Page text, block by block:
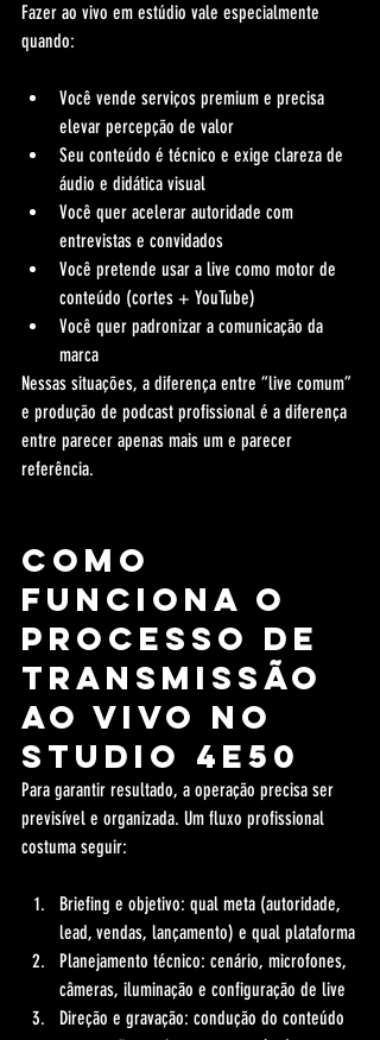
Fazer ao vivo em estúdio vale especialmente
quando:
Você vende serviços premium e precisa
elevar percepção de valor
Seu conteúdo é técnico e exige clareza de
áudio e didática visual
Você quer acelerar autoridade com
entrevistas e convidados
Você pretende usar a live como motor de
conteúdo (cortes + YouTube)
Você quer padronizar a comunicação da
marca
Nessas situações, a diferença entre “live comum”
e produção de podcast profissional é a diferença
entre parecer apenas mais um e parecer
referência.
Como
funciona o
processo de
transmissão
ao vivo no
Studio 4e50
Para garantir resultado, a operação precisa ser
previsível e organizada. Um fluxo profissional
costuma seguir:
Briefing e objetivo: qual meta (autoridade,
lead, vendas, lançamento) e qual plataforma
Planejamento técnico: cenário, microfones,
câmeras, iluminação e configuração de live
Direção e gravação: condução do conteúdo